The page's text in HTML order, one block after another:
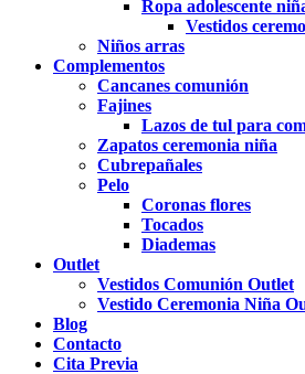
Ropa adolescente
Vestidos
Niños arras
Complementos
Cancanes comunión
Fajines
Lazos de tul para
Zapatos ceremonia niña
Cubrepañales
Pelo
Coronas flores
Tocados
Diademas
Outlet
Vestidos Comunión Outlet
Vestido Ceremonia Niña
Blog
Contacto
Cita Previa